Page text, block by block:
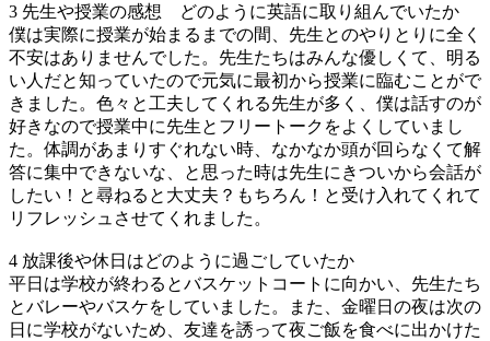
3 先生や授業の感想 どのように英語に取り組んでいたか
僕は実際に授業が始まるまでの間、先生とのやりとりに全く
不安はありませんでした。先生たちはみんな優しくて、明る
い人だと知っていたので元気に最初から授業に臨むことがで
きました。色々と工夫してくれる先生が多く、僕は話すのが
好きなので授業中に先生とフリートークをよくしていまし
た。体調があまりすぐれない時、なかなか頭が回らなくて解
答に集中できないな、と思った時は先生にきついから会話が
したい！と尋ねると大丈夫？もちろん！と受け入れてくれて
リフレッシュさせてくれました。
4 放課後や休日はどのように過ごしていたか
平日は学校が終わるとバスケットコートに向かい、先生たち
とバレーやバスケをしていました。また、金曜日の夜は次の
日に学校がないため、友達を誘って夜ご飯を食べに出かけた